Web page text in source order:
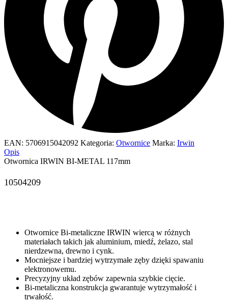
EAN: 5706915042092 Kategoria: Otwornice Marka: Irwin
Opis
Otwornica IRWIN BI-METAL 117mm
10504209
Otwornice Bi-metaliczne IRWIN wiercą w różnych
materiałach takich jak aluminium, miedź, żelazo, stal
nierdzewna, drewno i cynk.
Mocniejsze i bardziej wytrzymałe zęby dzięki spawaniu
elektronowemu.
Precyzyjny układ zębów zapewnia szybkie cięcie.
Bi-metaliczna konstrukcja gwarantuje wytrzymałość i
trwałość.